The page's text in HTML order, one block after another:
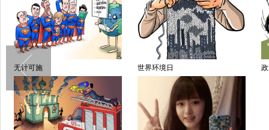
无计可施 世界环境日